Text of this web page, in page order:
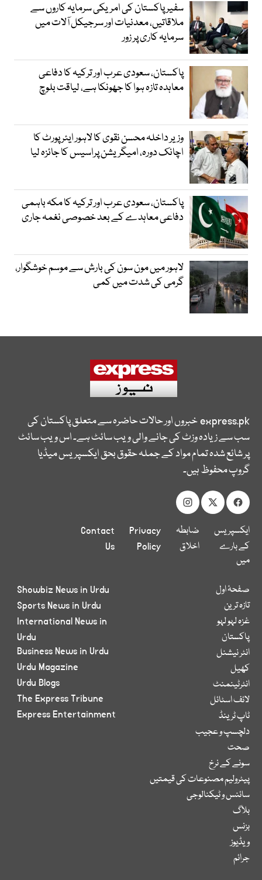
سفیر پاکستان کی امریکی سرمایہ کاروں سے
ملاقاتیں، معدنیات اور سرجیکل آلات میں
سرمایہ کاری پر زور
پاکستان، سعودی عرب اور ترکیہ کا دفاعی
معاہدہ تازہ ہوا کا جھونکا ہے، لیاقت بلوچ
وزیر داخلہ محسن نقوی کا لاہور ایئر پورٹ کا
اچانک دورہ، امیگریشن پراسیس کا جائزہ لیا
پاکستان، سعودی عرب اور ترکیہ کا مکہ باہمی
دفاعی معاہدے کے بعد خصوصی نغمہ جاری
لاہور میں مون سون کی بارش سے موسم خوشگوار،
گرمی کی شدت میں کمی
express.pkخبروں اور حالات حاضرہ سے متعلق پاکستان کی
سب سے زیادہ وزٹ کی جانے والی ویب سائٹ ہے۔ اس ویب سائٹ
پر شائع شدہ تمام مواد کے جملہ حقوق بحق ایکسپریس میڈیا
گروپ محفوظ ہیں۔
ایکسپریس
کے بارے
میں
ضابطہ
اخلاق
Privacy
Policy
Contact
Us
صفحۂ اول
تازہ ترین
غزہ لہو لہو
پاکستان
انٹر نیشنل
کھیل
انٹرٹینمنٹ
لائف اسٹائل
ٹاپ ٹرینڈ
دلچسپ و عجیب
صحت
سونے کے نرخ
پیٹرولیم مصنوعات کی قیمتیں
سائنس و ٹیکنالوجی
بلاگ
بزنس
ویڈیوز
جرائم
Showbiz News in Urdu
Sports News in Urdu
International News in
Urdu
Business News in Urdu
Urdu Magazine
Urdu Blogs
The Express Tribune
Express Entertainment